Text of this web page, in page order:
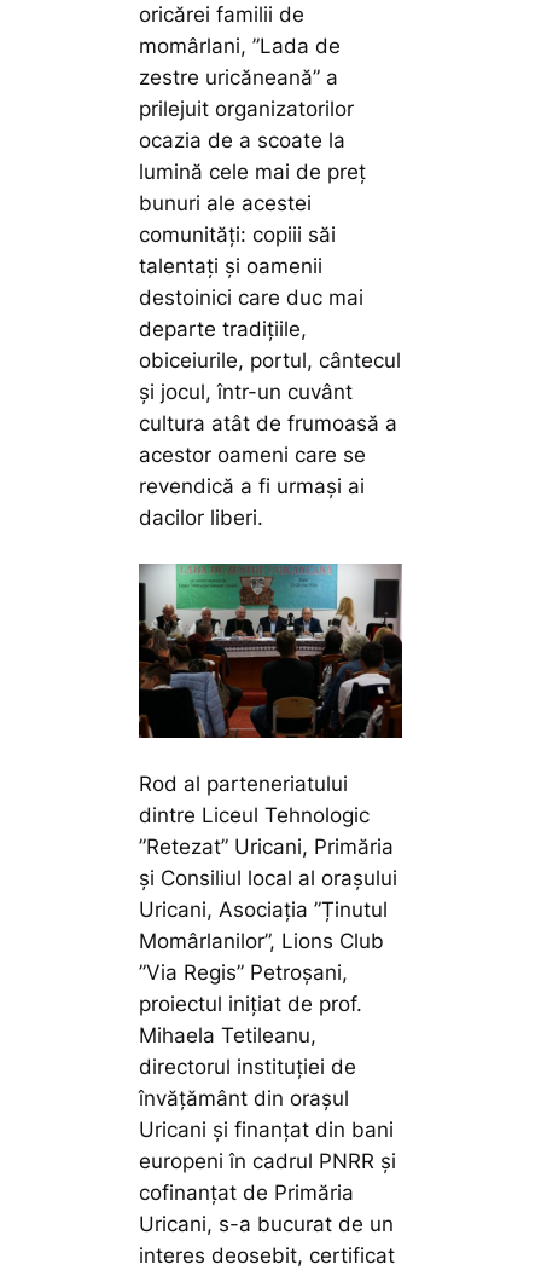
oricărei familii de
momârlani, ”Lada de
zestre uricăneană” a
prilejuit organizatorilor
ocazia de a scoate la
lumină cele mai de preț
bunuri ale acestei
comunități: copiii săi
talentați și oamenii
destoinici care duc mai
departe tradițiile,
obiceiurile, portul, cântecul
și jocul, într-un cuvânt
cultura atât de frumoasă a
acestor oameni care se
revendică a fi urmași ai
dacilor liberi.
Rod al parteneriatului
dintre Liceul Tehnologic
”Retezat” Uricani, Primăria
și Consiliul local al orașului
Uricani, Asociația ”Ținutul
Momârlanilor”, Lions Club
”Via Regis” Petroșani,
proiectul inițiat de prof.
Mihaela Tetileanu,
directorul instituției de
învățământ din orașul
Uricani și finanțat din bani
europeni în cadrul PNRR și
cofinanțat de Primăria
Uricani, s-a bucurat de un
interes deosebit, certificat